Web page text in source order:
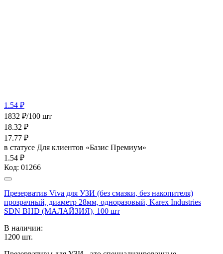
1.54 ₽
1832 ₽/100 шт
18.32 ₽
17.77 ₽
в статусе Для клиентов «Базис Премиум»
1.54 ₽
Код: 01266
Презерватив Viva для УЗИ (без смазки, без накопителя)
прозрачный, диаметр 28мм, одноразовый, Karex Industries
SDN BHD (МАЛАЙЗИЯ), 100 шт
В наличии:
1200 шт.